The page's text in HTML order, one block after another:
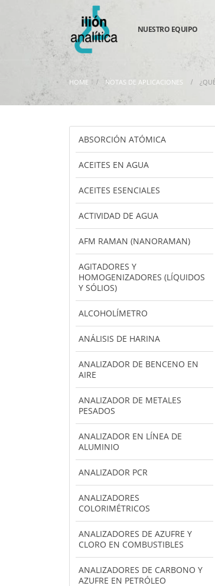
NUESTRO EQUIPO
HOME NOTAS DE APLICACIONES
ABSORCIÓN ATÓMICA
ACEITES EN AGUA
ACEITES ESENCIALES
ACTIVIDAD DE AGUA
AFM RAMAN (NANORAMAN)
AGITADORES Y
HOMOGENIZADORES (LÍQUIDOS
Y SÓLIOS)
ALCOHOLÍMETRO
ANÁLISIS DE HARINA
ANALIZADOR DE BENCENO EN
AIRE
ANALIZADOR DE METALES
PESADOS
ANALIZADOR EN LÍNEA DE
ALUMINIO
ANALIZADOR PCR
ANALIZADORES
COLORIMÉTRICOS
ANALIZADORES DE AZUFRE Y
CLORO EN COMBUSTIBLES
ANALIZADORES DE CARBONO Y
AZUFRE EN PETRÓLEO